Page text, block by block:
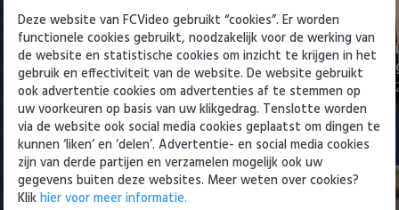
Samenvatting Ajax - Shelbourne
FC 3-1
6 augustus 2026 23:07
Maduro
5 augustus
Eredivisie
Deze website van FCVideo gebruikt “cookies”. Er worden
functionele cookies gebruikt, noodzakelijk voor de werking van
de website en statistische cookies om inzicht te krijgen in het
gebruik en effectiviteit van de website. De website gebruikt
ook advertentie cookies om advertenties af te stemmen op
uw voorkeuren op basis van uw klikgedrag. Tenslotte worden
via de website ook social media cookies geplaatst om dingen te
kunnen ‘liken’ en ‘delen’. Advertentie- en social media cookies
zijn van derde partijen en verzamelen mogelijk ook uw
gegevens buiten deze websites. Meer weten over cookies?
Klikhier voor meer informatie.